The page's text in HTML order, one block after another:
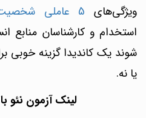
ویژگی‌های 5 عاملی شخصیت
استخدام و کارشناسان منابع
شوند یک کاندیدا گزینه خوبی
یا نه.
لینک آزمون نئو